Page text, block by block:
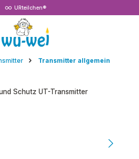
URteilchen®
Transmitter allgemein